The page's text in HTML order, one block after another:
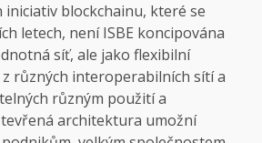
iniciativ blockchainu, které se
letech, není ISBE koncipována
síť, ale jako flexibilní
různých interoperabilních sítí a
různým použití a
architektura umožní